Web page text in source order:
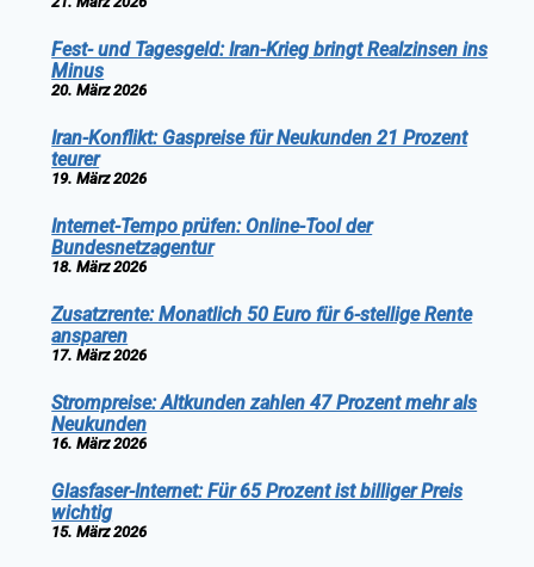
Fest- und Tagesgeld: Iran-Krieg bringt Realzinsen ins
Minus
20. März 2026
Iran-Konflikt: Gaspreise für Neukunden 21 Prozent
teurer
19. März 2026
Internet-Tempo prüfen: Online-Tool der
Bundesnetzagentur
18. März 2026
Zusatzrente: Monatlich 50 Euro für 6-stellige Rente
ansparen
17. März 2026
Strompreise: Altkunden zahlen 47 Prozent mehr als
Neukunden
16. März 2026
Glasfaser-Internet: Für 65 Prozent ist billiger Preis
wichtig
15. März 2026